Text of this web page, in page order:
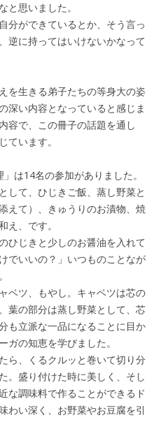
と思いました。
分ができているとか、そう言っ
逆に持ってはいけないかなって
を生きる弟子たちの等身大の姿
深い内容となっていると感じま
容で、この冊子の話題を通し
ています。
は14名の参加がありました。
して、ひじきご飯、蒸し野菜と
えて）、きゅうりのお漬物、焼
え、です。
ひじきと少しのお醤油を入れて
でいいの？」いつものことなが
ベツ、もやし。キャベツは芯の
葉の部分は蒸し野菜として、芯
も立派な一品になることに目か
ガの知恵を学びました。
ら、くるクルッと巻いて切り分
。盛り付けた時に美しく、そし
な調味料で作ることができるド
わい深く、お野菜やお豆腐を引